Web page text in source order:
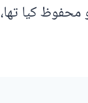
49 پیسے فی یونٹ مہنگی کرنے کی